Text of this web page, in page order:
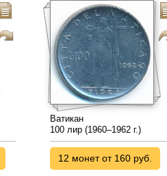
Ватикан
100 лир (1960–1962 г.)
12 монет от 160 руб.